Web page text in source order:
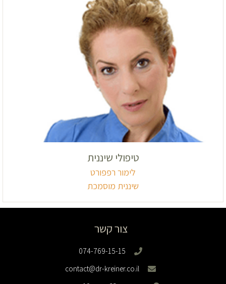
טיפולי שיננית
לימור רפפורט
שיננית מוסמכת
צור קשר
074-769-15-15
contact@dr-kreiner.co.il